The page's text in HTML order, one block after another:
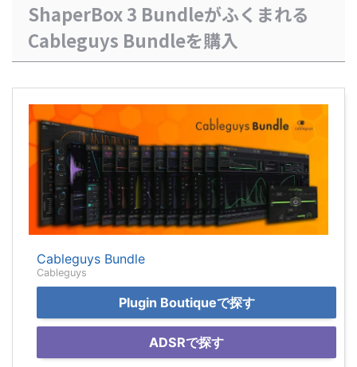
ShaperBox 3 Bundleがふくまれる
Cableguys Bundleを購入
Cableguys Bundle
Cableguys
Plugin Boutiqueで探す
ADSRで探す